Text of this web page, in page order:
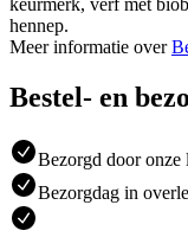
hennep.
Meer informatie over
Bestel- en
Bezorgd door onze
Bezorgdag in